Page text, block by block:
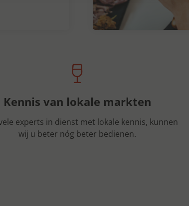
Kennis van lokale markten
experts in dienst met lokale kennis, kunnen
wij u beter nóg beter bedienen.